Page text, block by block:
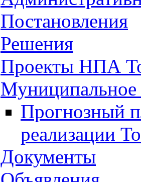
Постановления
Решения
Проекты НПА
Прогнозный
реализации
Документы